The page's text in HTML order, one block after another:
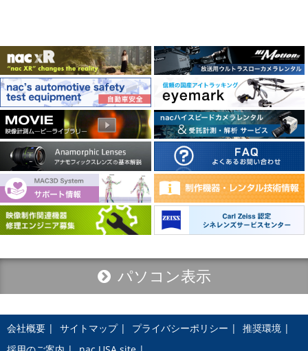
パソコン表示
会社概要 サイトマップ プライバシーポリシー
推奨環境